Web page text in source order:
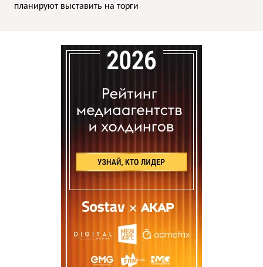
планируют выставить на торги